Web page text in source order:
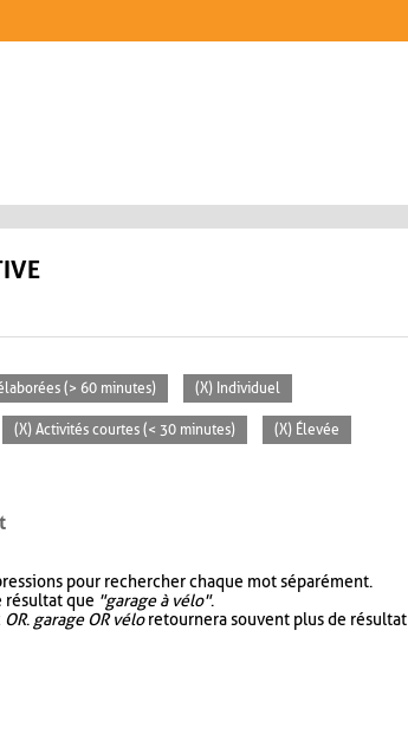
(> 60 minutes) (X) Individuel
(X) Activités courtes (< 30 minutes) (X) Élevée
pour rechercher chaque mot séparément.
résultat que "garage à vélo".
OR. garage OR véloretournera souvent plus de résultat